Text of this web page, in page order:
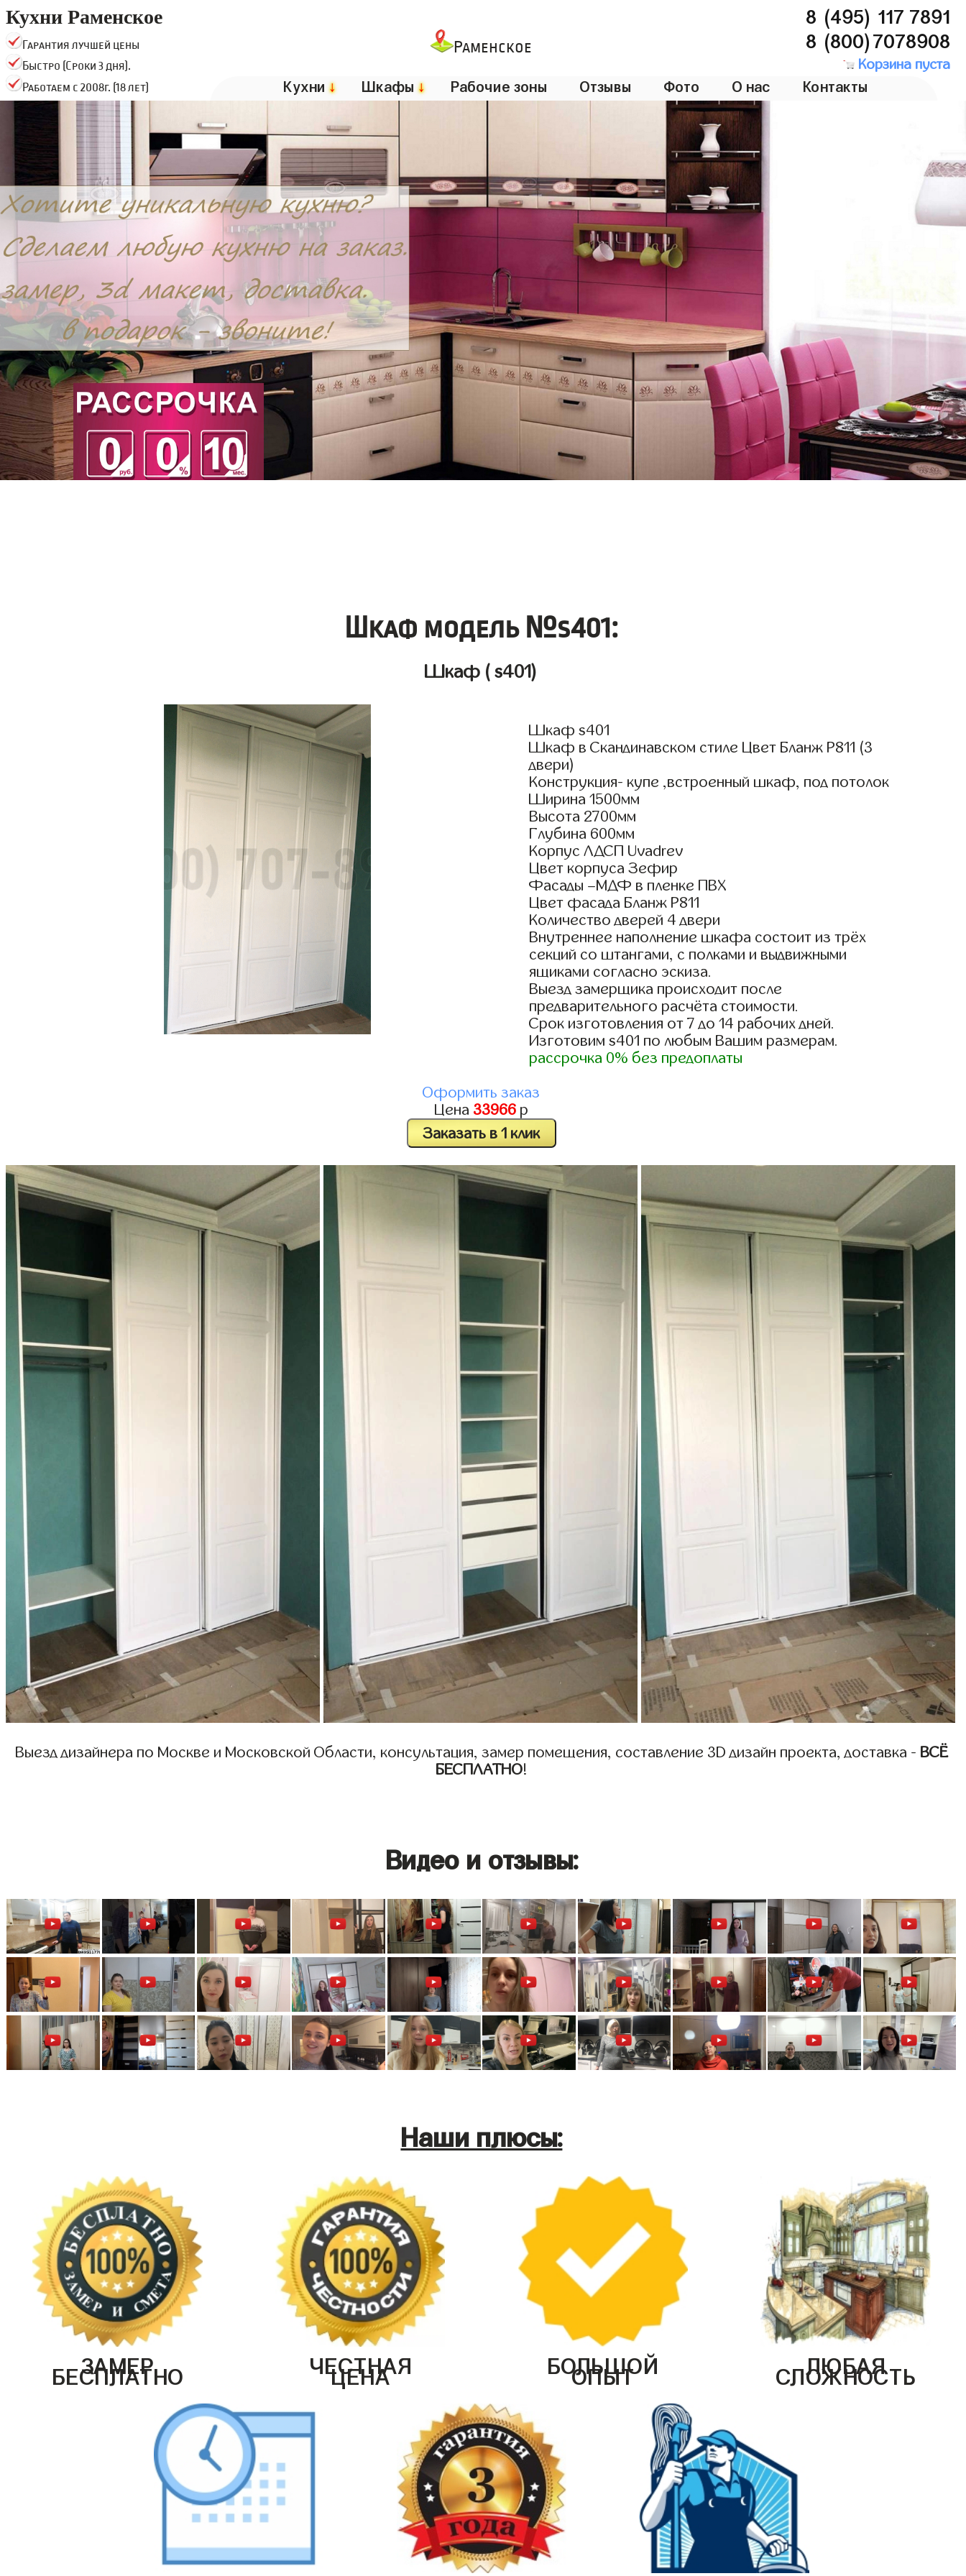
Кухни Раменское
Гарантия лучшей цены
Быстро (Сроки 3 дня).
Работаем с 2008г. (18 лет)
Раменское
8 (495) 117 7891
8 (800)7078908
Корзина пуста
Кухни↓ Шкафы↓ Рабочие зоны Отзывы Фото О нас Контакты
Шкаф модель №s401:
Шкаф ( s401)
Шкаф s401
Шкаф в Скандинавском стиле Цвет Бланж Р811 (3
двери)
Конструкция- купе ,встроенный шкаф, под потолок
Ширина 1500мм
Высота 2700мм
Глубина 600мм
Корпус ЛДСП Uvadrev
Цвет корпуса Зефир
Фасады –МДФ в пленке ПВХ
Цвет фасада Бланж Р811
Количество дверей 4 двери
Внутреннее наполнение шкафа состоит из трёх
секций со штангами, с полками и выдвижными
ящиками согласно эскиза.
Выезд замерщика происходит после
предварительного расчёта стоимости.
Срок изготовления от 7 до 14 рабочих дней.
Изготовим s401 по любым Вашим размерам.
рассрочка 0% без предоплаты
Оформить заказ
Цена 33966 р
Заказать в 1 клик
Выезд дизайнера по Москве и Московской Области, консультация, замер помещения, составление 3D дизайн проекта, доставка - ВСЁ
БЕСПЛАТНО!
Видео и отзывы:
Наши плюсы:
ЗАМЕР
БЕСПЛАТНО ЧЕСТНАЯ
ЦЕНА БОЛЬШОЙ
ОПЫТ ЛЮБАЯ
СЛОЖНОСТЬ